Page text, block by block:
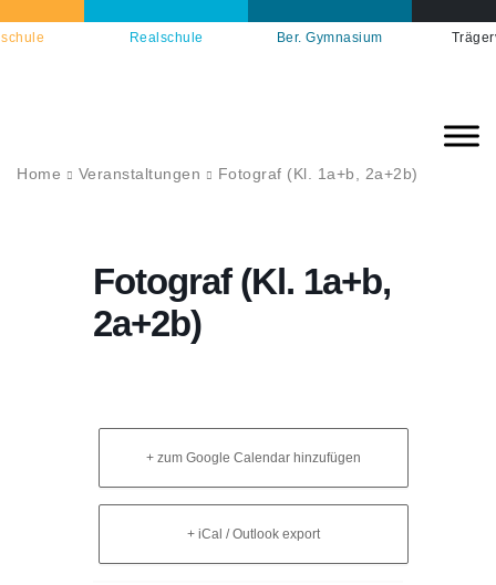
Realschule Ber. Gymnasium
Home Veranstaltungen Fotograf (Kl. 1a+b, 2a+2b)
Fotograf (Kl. 1a+b,
2a+2b)
+ zum Google Calendar hinzufügen
+ iCal / Outlook export